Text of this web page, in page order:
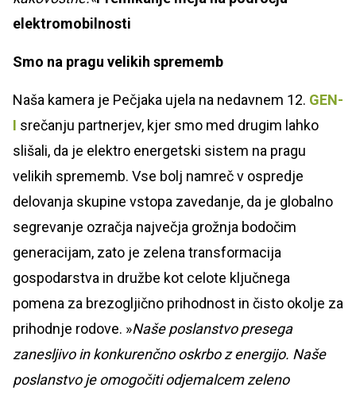
elektromobilnosti
Smo na pragu velikih sprememb
Naša kamera je Pečjaka ujela na nedavnem 12. GEN-
I srečanju partnerjev, kjer smo med drugim lahko
slišali, da je elektro energetski sistem na pragu
velikih sprememb. Vse bolj namreč v ospredje
delovanja skupine vstopa zavedanje, da je globalno
segrevanje ozračja največja grožnja bodočim
generacijam, zato je zelena transformacija
gospodarstva in družbe kot celote ključnega
pomena za brezogljično prihodnost in čisto okolje za
prihodnje rodove. »Naše poslanstvo presega
zanesljivo in konkurenčno oskrbo z energijo. Naše
poslanstvo je omogočiti odjemalcem zeleno